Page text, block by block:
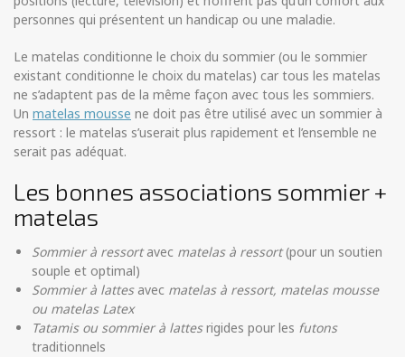
personnes qui présentent un handicap ou une maladie.
Le matelas conditionne le choix du sommier (ou le sommier
existant conditionne le choix du matelas) car tous les matelas
ne s’adaptent pas de la même façon avec tous les sommiers.
Un matelas mousse ne doit pas être utilisé avec un sommier à
ressort : le matelas s’userait plus rapidement et l’ensemble ne
serait pas adéquat.
Les bonnes associations sommier +
matelas
Sommier à ressortavec matelas à ressort(pour un soutien
souple et optimal)
Sommier à lattesavec matelas à ressort, matelas mousse
ou matelas Latex
Tatamis ou sommier à lattesrigides pour les futons
traditionnels